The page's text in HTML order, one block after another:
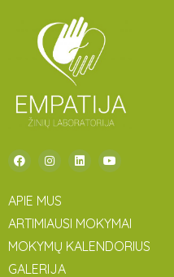
APIE MUS
ARTIMIAUSI MOKYMAI
MOKYMŲ KALENDORIUS
GALERIJA